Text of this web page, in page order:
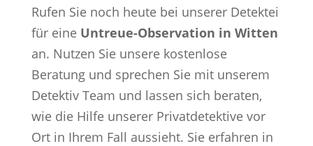
Rufen Sie noch heute bei unserer Detektei
für eine Untreue-Observation in Witten
an. Nutzen Sie unsere kostenlose
Beratung und sprechen Sie mit unserem
Detektiv Team und lassen sich beraten,
wie die Hilfe unserer Privatdetektive vor
Ort in Ihrem Fall aussieht. Sie erfahren in